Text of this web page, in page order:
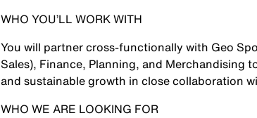
WHO YOU’LL WORK WITH
You will partner cross-functionally with Geo
Sales), Finance, Planning, and Merchandising
and sustainable growth in close collaboration
WHO WE ARE LOOKING FOR